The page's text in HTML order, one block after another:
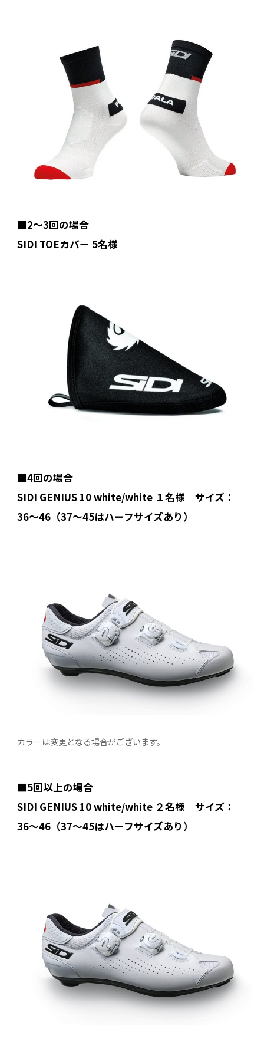
■2〜3回の場合
SIDI TOEカバー 5名様
■4回の場合
SIDI GENIUS 10 white/white １名様 サイズ：
36〜46（37〜45はハーフサイズあり）
カラーは変更となる場合がございます。
■5回以上の場合
SIDI GENIUS 10 white/white ２名様 サイズ：
36〜46（37〜45はハーフサイズあり）